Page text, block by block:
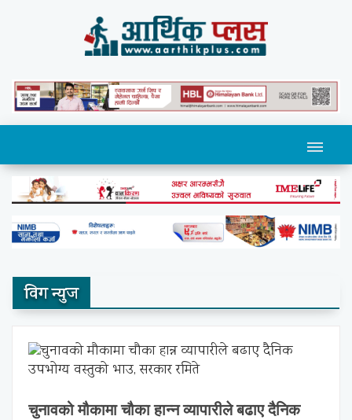
विग न्युज
चुनावको मौकामा चौका हान्न व्यापारीले बढाए दैनिक